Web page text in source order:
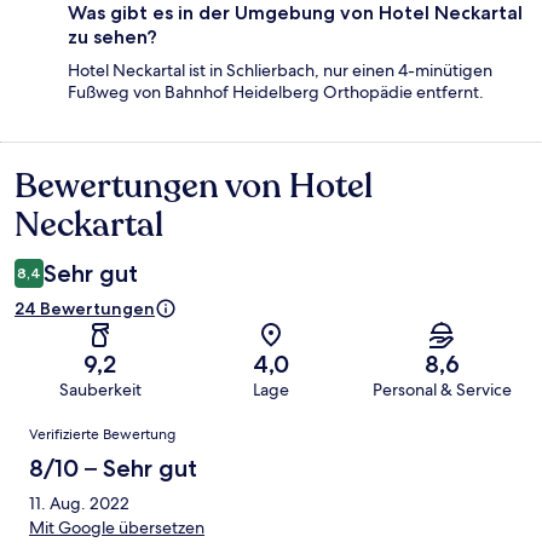
Was gibt es in der Umgebung von Hotel Neckartal
zu sehen?
Hotel Neckartal ist in Schlierbach, nur einen 4-minütigen
Fußweg von Bahnhof Heidelberg Orthopädie entfernt.
Bewertungen
Bewertungen von Hotel
Neckartal
8,4 Sehr gut
24 Bewertungen
9,2
Sauberkeit
4,0
Lage
8,6
Personal & Service
Bewertungen
Verifizierte Bewertung
8/10 – Sehr gut
11. Aug. 2022
Mit Google übersetzen